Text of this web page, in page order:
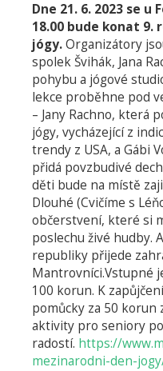
Dne 21. 6. 2023 se
18.00 bude konat 9.
jógy.Organizátory
spolek Švihák, Jana
pohybu a jógové
lekce proběhne pod
– Jany Rachno, která
jógy, vycházející z
trendy z USA, a Gábi
přidá povzbudivé
děti bude na místě
Dlouhé (Cvičíme s
občerstvení, které si
poslechu živé hudby.
republiky přijede
Mantrovníci.Vstupné
100 korun. K
pomůcky za 50 korun
aktivity pro seniory
radostí. https://
mezinarodni-den-